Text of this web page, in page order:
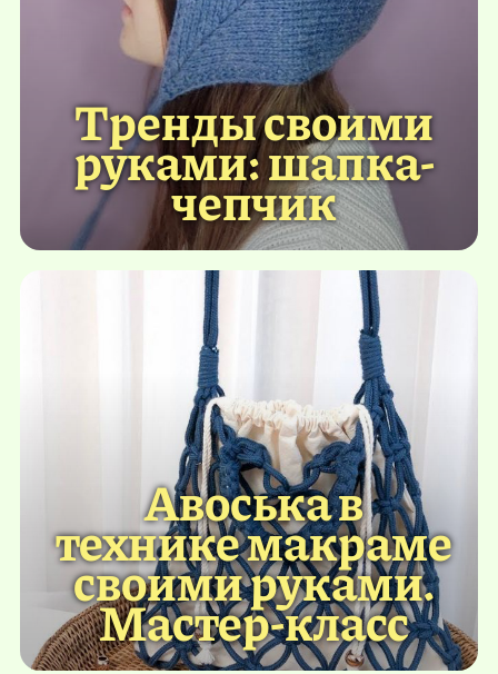
Тренды своими
руками: шапка-
чепчик
Авоська в
технике макраме
своими руками.
Мастер-класс